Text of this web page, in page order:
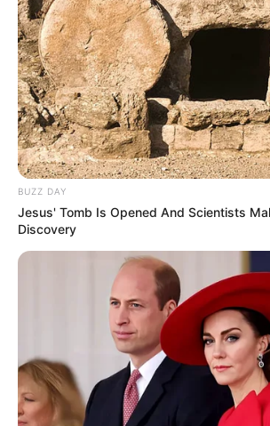
Loh
TULIS
Alamat email Anda tidak akan dipublikasikan. Ruas
BUZZ DAY
Jesus' Tomb Is Opened And Scientists
Discovery